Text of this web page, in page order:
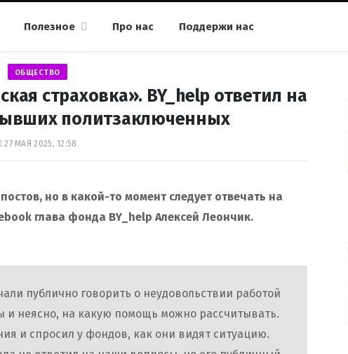
Полезное Про нас Поддержи нас
ОБЩЕСТВО
страховка». BY_help ответил на
политзаключенных
27 МАЯ 2025, 12:58
но в какой-то момент следует отвечать на
глава фонда BY_help Алексей Леончик.
публично говорить о неудовольствии работой
и неясно, на какую помощь можно рассчитывать.
и спросил у фондов, как они видят ситуацию.